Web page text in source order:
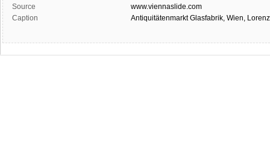
Source
www.viennaslide.com
Caption
Antiquitätenmarkt Glasfabrik, Wien,